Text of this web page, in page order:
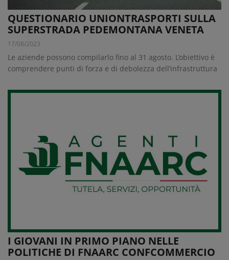
QUESTIONARIO UNIONTRASPORTI SULLA
SUPERSTRADA PEDEMONTANA VENETA
17/08/2023
Le aziende possono compilarlo fino al 31 agosto. L’obiettivo è
comprendere punti di forza e di debolezza dell’infrastruttura
I GIOVANI IN PRIMO PIANO NELLE
POLITICHE DI FNAARC CONFCOMMERCIO